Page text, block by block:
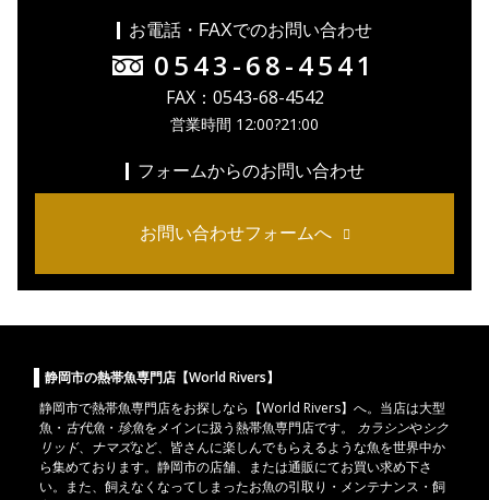
お電話・FAXでのお問い合わせ
0543-68-4541
FAX：0543-68-4542
営業時間 12:00?21:00
フォームからのお問い合わせ
お問い合わせフォームへ
静岡市の熱帯魚専門店【World Rivers】
静岡市で熱帯魚専門店をお探しなら【World Rivers】へ。当店は大型
魚 ・ 古代魚 ・ 珍魚をメインに扱う熱帯魚専門店です。 カラシンやシク
リッド、 ナマズなど、皆さんに楽しんでもらえるような魚を世界中か
ら集めております。静岡市の店舗、または通販にてお買い求め下さ
い。また、飼えなくなってしまったお魚の引取り・メンテナンス・飼